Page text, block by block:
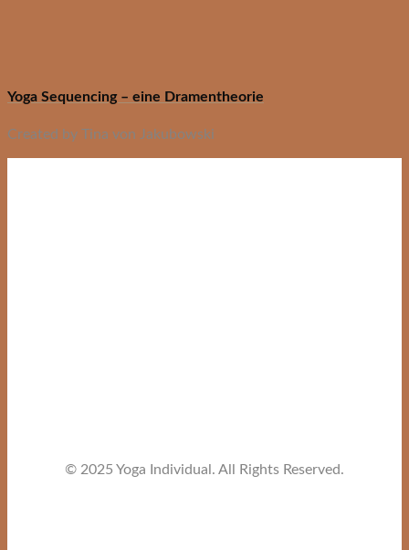
Yoga Sequencing – eine Dramentheorie
Created by Tina von Jakubowski
© 2025 Yoga Individual. All Rights Reserved.